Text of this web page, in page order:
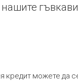
кредит можете да